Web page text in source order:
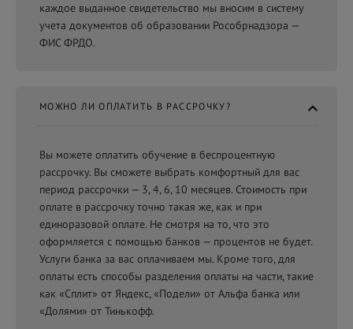
каждое выданное свидетельство мы вносим в систему
учета документов об образовании Рособрнадзора —
ФИС ФРДО.
МОЖНО ЛИ ОПЛАТИТЬ В РАССРОЧКУ?
Вы можете оплатить обучение в беспроцентную
рассрочку. Вы сможете выбрать комфортный для вас
период рассрочки — 3, 4, 6, 10 месяцев. Стоимость при
оплате в рассрочку точно такая же, как и при
единоразовой оплате. Не смотря на то, что это
оформляется с помощью банков — процентов не будет.
Услуги банка за вас оплачиваем мы. Кроме того, для
оплаты есть способы разделения оплаты на части, такие
как «Сплит» от Яндекс, «Подели» от Альфа банка или
«Долями» от Тинькофф.